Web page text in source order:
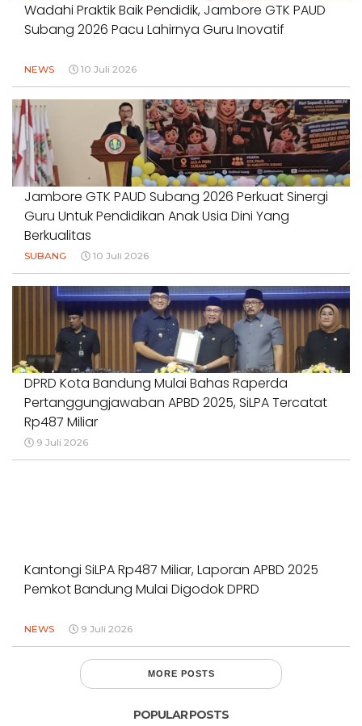
Wadahi Praktik Baik Pendidik, Jambore GTK PAUD
Subang 2026 Pacu Lahirnya Guru Inovatif
NEWS 10 Juli 2026
Jambore GTK PAUD Subang 2026 Perkuat Sinergi
Guru Untuk Pendidikan Anak Usia Dini Yang
Berkualitas
SUBANG 10 Juli 2026
DPRD Kota Bandung Mulai Bahas Raperda
Pertanggungjawaban APBD 2025, SiLPA Tercatat
Rp487 Miliar
9 Juli 2026
Kantongi SiLPA Rp487 Miliar, Laporan APBD 2025
Pemkot Bandung Mulai Digodok DPRD
NEWS 9 Juli 2026
MORE POSTS
POPULAR POSTS